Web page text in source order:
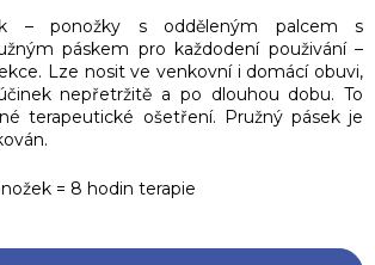
– ponožky s odděleným palcem s
páskem pro každodení použivání –
Lze nosit ve venkovní i domácí obuvi,
nepřetržitě a po dlouhou dobu. To
terapeutické ošetření. Pružný pásek je
= 8 hodin terapie